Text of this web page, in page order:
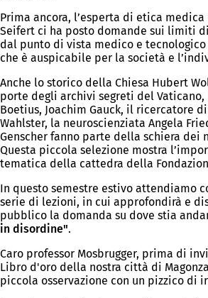
Prima ancora, l’esperta di etica
Seifert ci ha posto domande sui limiti
dal punto di vista medico e
che è auspicabile per la società e
Anche lo storico della Chiesa Hubert
porte degli archivi segreti del Vaticano,
Boetius, Joachim Gauck, il ricercatore
Wahlster, la neuroscienziata Angela
Genscher fanno parte della schiera dei
Questa piccola selezione mostra
tematica della cattedra della
In questo semestre estivo attendiamo
serie di lezioni, in cui approfondirà e
pubblico la domanda su dove stia
in disordine".
Caro professor Mosbrugger, prima di
Libro d'oro della nostra città di
piccola osservazione con un pizzico di